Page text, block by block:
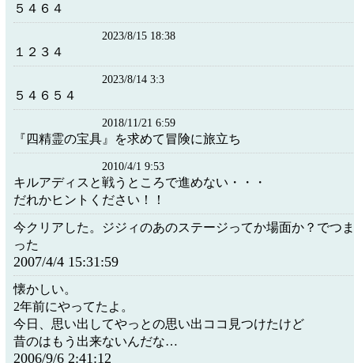
５４６４
2023/8/15 18:38
１２３４
2023/8/14 3:3
５４６５４
2018/11/21 6:59
『四精霊の宝具』を求めて冒険に旅立ち
2010/4/1 9:53
キルアディスと戦うところで進めない・・・
だれかヒントください！！
今クリアした。ジジィのあのステージってか場面か？でつ
った
2007/4/4 15:31:59
懐かしい。
2年前にやってたよ。
今日、思い出してやっとの思い出ココ見つけたけど
昔のはもう出来ないんだな…
2006/9/6 2:41:12